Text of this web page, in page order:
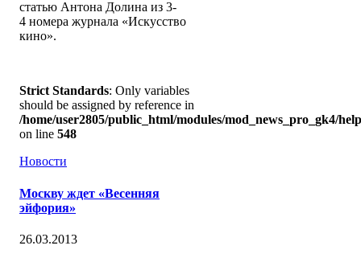
статью Антона Долина из 3-
4 номера журнала «Искусство
кино».
Strict Standards: Only variables
should be assigned by reference in
/home/user2805/public_html/modules/mod_news_pro_gk4/
on line 548
Новости
Москву ждет «Весенняя
эйфория»
26.03.2013